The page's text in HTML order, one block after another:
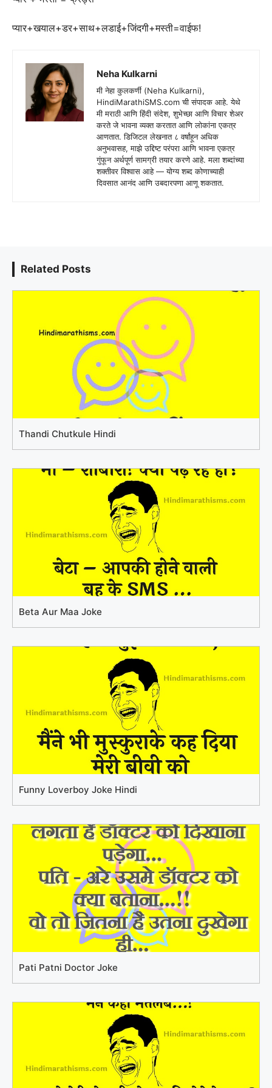
प्यार+खयाल+डर+साथ+लडाई+जिंदगी+मस्ती=वाईफ!
Neha Kulkarni
मी नेहा कुलकर्णी (Neha Kulkarni),
HindiMarathiSMS.com ची संपादक आहे. येथे
मी मराठी आणि हिंदी संदेश, शुभेच्छा आणि विचार शेअर
करते जे भावना व्यक्त करतात आणि लोकांना एकत्र
आणतात. डिजिटल लेखनात ८ वर्षांहून अधिक
अनुभवासह, माझे उद्दिष्ट परंपरा आणि भावना एकत्र
गुंफून अर्थपूर्ण सामग्री तयार करणे आहे. मला शब्दांच्या
शक्तीवर विश्वास आहे — योग्य शब्द कोणाच्याही
दिवसात आनंद आणि उबदारपणा आणू शकतात.
Related Posts
Thandi Chutkule Hindi
Beta Aur Maa Joke
Funny Loverboy Joke Hindi
Pati Patni Doctor Joke